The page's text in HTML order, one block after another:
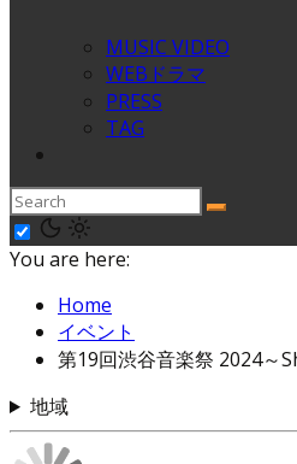
MUSIC VIDEO
WEBドラマ
PRESS
TAG
You are here:
Home
イベント
第19回渋谷音楽祭 2024～
地域